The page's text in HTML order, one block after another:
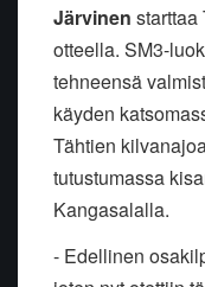
Järvinen
otteella. SM3-
tehneensä
käyden
Tähtien
tutustumassa
Kangasalalla.
- Edellinen